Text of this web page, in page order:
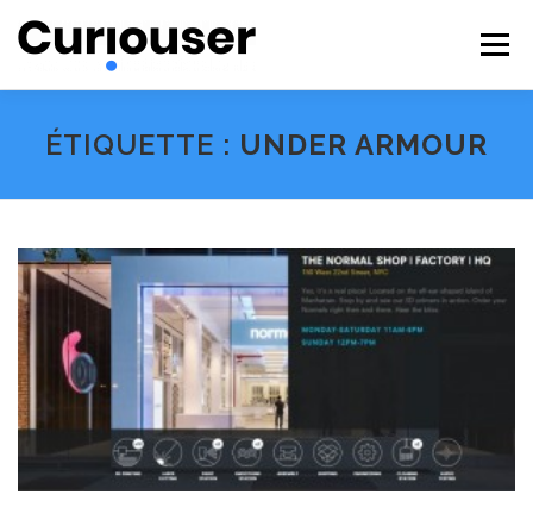
contenu
Menu
NOS EXPERTISES FORMATIONS CURIOUSER
ÉTIQUETTE : UNDER ARMOUR